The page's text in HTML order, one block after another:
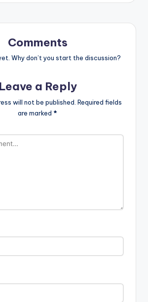
Comments
Why don’t you start the discussion?
Leave a Reply
will not be published. Required fields
are marked *